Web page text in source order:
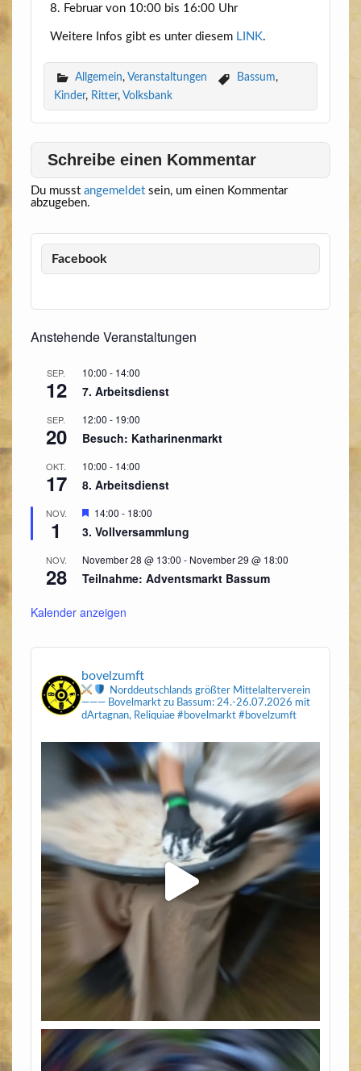
8. Febru­ar von 10:00 bis 16:00 Uhr
Wei­te­re Infos gibt es unter die­sem LINK.
Allgemein, Veranstaltungen Bassum,
Kinder, Ritter, Volksbank
Schreibe einen Kommentar
Du musst angemeldetsein, um einen Kommentar
abzugeben.
Facebook
Anstehende Veranstaltungen
SEP.
12
10:00 - 14:00
7. Arbeitsdienst
SEP.
20
12:00 - 19:00
Besuch: Katharinenmarkt
OKT.
17
10:00 - 14:00
8. Arbeitsdienst
NOV.
1
Hervorgehoben
14:00 - 18:00
3. Vollversammlung
NOV.
28
November 28 @ 13:00 - November 29 @ 18:00
Teilnahme: Adventsmarkt Bassum
Kalender anzeigen
bovelzumft
Norddeutschlands größter Mittelalterverein
——— Bovelmarkt zu Bassum: 24.-26.07.2026 mit
dArtagnan, Reliquiae#bovelmarkt #bovelzumft